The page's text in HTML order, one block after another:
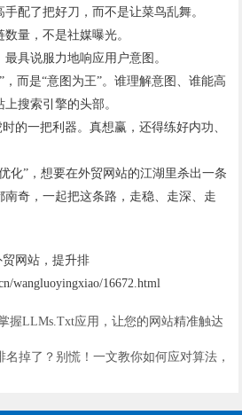
配了把好刀，而不是让菜鸟乱舞。
数量，不是社媒曝光。
具说服力地响应用户意图。
而是“意图为王”。谁理解意图、谁能高
搜索引擎的头部。
的一把利器。真想赢，还得练好内功、
化”，想要在外贸网站的江湖里杀出一条
奇，一起把这条路，走稳、走深、走
贸网站，提升排
wangluoyingxiao/16672.html
握LLMs.Txt应用，让您的网站精准触达
名掉了？别慌！一文教你如何应对算法，